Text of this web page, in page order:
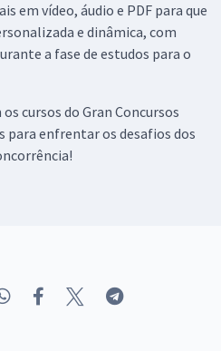
em vídeo, áudio e PDF para que
e dinâmica, com
a fase de estudos para o
cursos do Gran Concursos
para enfrentar os desafios dos